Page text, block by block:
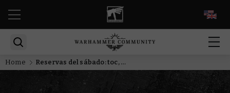
Home Reservas del sábado: toc, toc, toc, es la hora del diezmo